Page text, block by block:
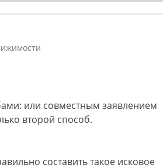
или совместным заявлением
второй способ.
составить такое исковое